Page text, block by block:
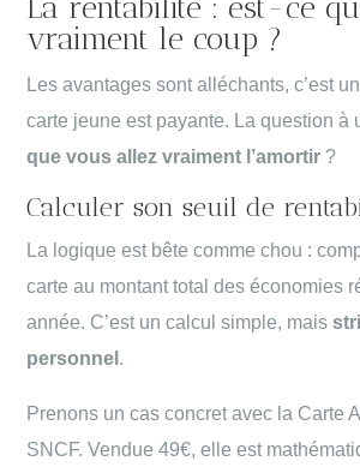
La rentabilité : est-ce
vraiment le coup ?
Les avantages sont alléchants, c’est
carte jeune est payante. La question à
que vous allez vraiment l’amortir ?
Calculer son seuil de
La logique est bête comme chou :
carte au montant total des économies
année. C’est un calcul simple, mais
personnel .
Prenons un cas concret avec la Carte
SNCF. Vendue 49€, elle est